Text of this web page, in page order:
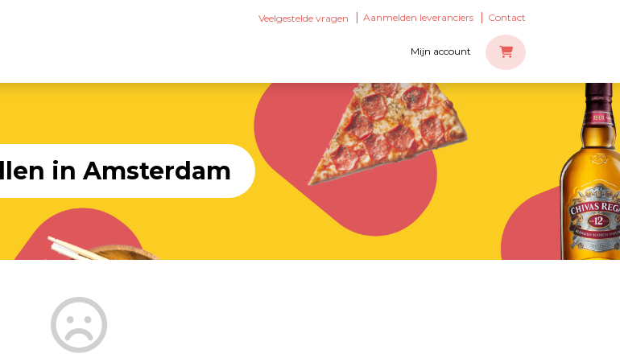
Veelgestelde vragen Aanmelden leveranciers Contact
Mijn account
in Amsterdam